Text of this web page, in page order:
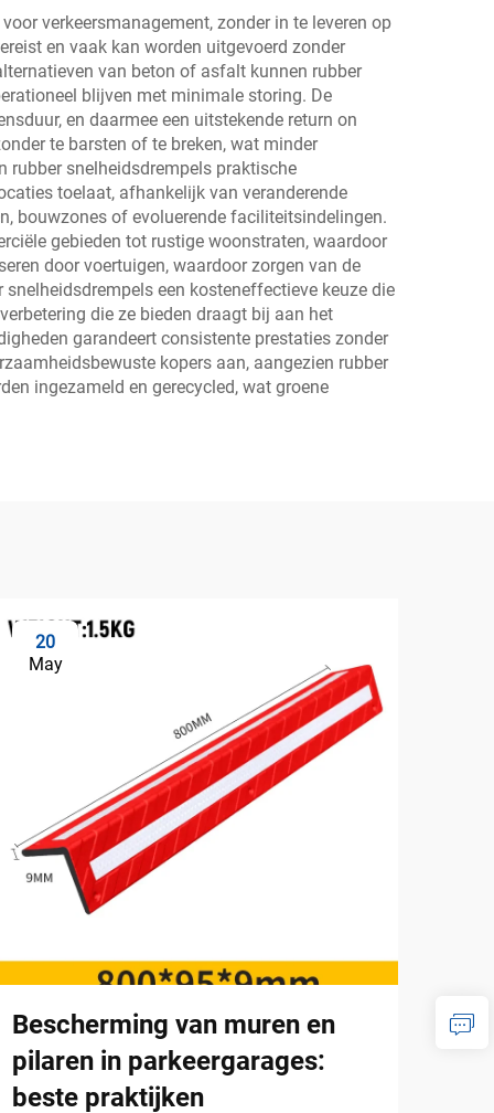
vrachtwagens en
camperwagens
verkeersmanagement, zonder in te leveren op
en vaak kan worden uitgevoerd zonder
van beton of asfalt kunnen rubber
blijven met minimale storing. De
en daarmee een uitstekende return on
te barsten of te breken, wat minder
rubber snelheidsdrempels praktische
toelaat, afhankelijk van veranderende
bouwzones of evoluerende faciliteitsindelingen.
gebieden tot rustige woonstraten, waardoor
door voertuigen, waardoor zorgen van de
een kosteneffectieve keuze die
die ze bieden draagt bij aan het
garandeert consistente prestaties zonder
kopers aan, aangezien rubber
ingezameld en gerecycled, wat groene
20
May
Bescherming van muren en
pilaren in parkeergarages:
beste praktijken